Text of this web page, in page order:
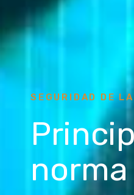
SEGURIDAD DE
norma